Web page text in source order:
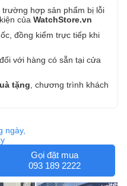
hợp sản phẩm bị lỗi
của WatchStore.vn
đồng kiểm trực tiếp khi
với hàng có sẵn tại cửa
tặng , chương trình khách
ngày,
Gọi đặt mua
093 189 2222